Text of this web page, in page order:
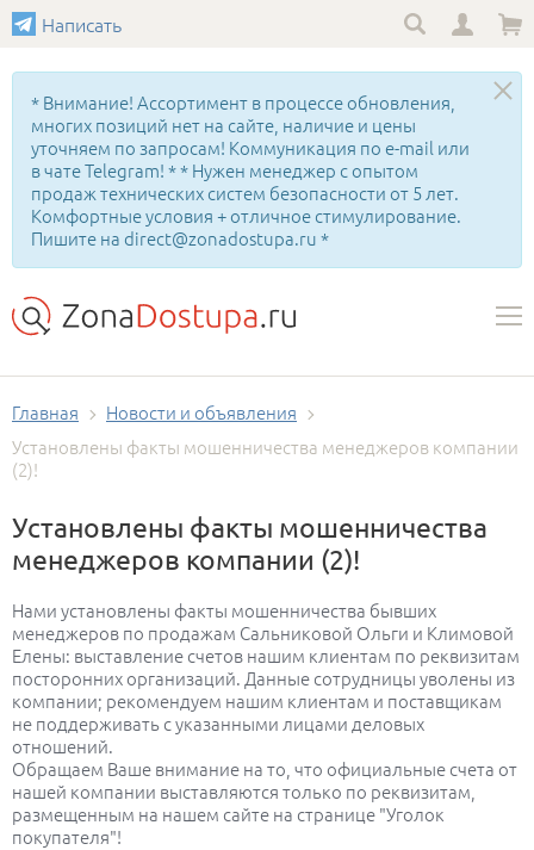
Написать
* Внимание! Ассортимент в процессе обновления,
многих позиций нет на сайте, наличие и цены
уточняем по запросам! Коммуникация по e-mail или
в чате Telegram! * * Нужен менеджер с опытом
продаж технических систем безопасности от 5 лет.
Комфортные условия + отличное стимулирование.
Пишите на direct@zonadostupa.ru *
Главная
Новости и объявления
Установлены факты мошенничества менеджеров компании
(2)!
Установлены факты мошенничества
менеджеров компании (2)!
Нами установлены факты мошенничества бывших
менеджеров по продажам Сальниковой Ольги и Климовой
Елены: выставление счетов нашим клиентам по реквизитам
посторонних организаций. Данные сотрудницы уволены из
компании; рекомендуем нашим клиентам и поставщикам
не поддерживать с указанными лицами деловых
отношений.
Обращаем Ваше внимание на то, что официальные счета от
нашей компании выставляются только по реквизитам,
размещенным на нашем сайте на странице "Уголок
покупателя"!